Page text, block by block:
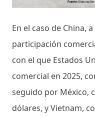
En el caso de China,
participación
con el que Estados
comercial en 2025,
seguido por México,
dólares, y Vietnam,